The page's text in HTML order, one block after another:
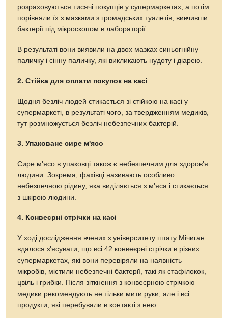
розраховуються тисячі покупців у супермаркетах, а потім
порівняли їх з мазками з громадських туалетів, вивчивши
бактерії під мікроскопом в лабораторії.
В результаті вони виявили на двох мазках синьогнійну
паличку і сінну паличку, які викликають нудоту і діарею.
2. Стійка для оплати покупок на касі
Щодня безліч людей стикається зі стійкою на касі у
супермаркеті, в результаті чого, за твердженням медиків,
тут розмножується безліч небезпечних бактерій.
3. Упаковане сире м'ясо
Сире м'ясо в упаковці також є небезпечним для здоров'я
людини. Зокрема, фахівці називають особливо
небезпечною рідину, яка виділяється з м'яса і стикається
з шкірою людини.
4. Конвеєрні стрічки на касі
У ході дослідження вчених з університету штату Мічиган
вдалося з'ясувати, що всі 42 конвеєрні стрічки в різних
супермаркетах, які вони перевіряли на наявність
мікробів, містили небезпечні бактерії, такі як стафілокок,
цвіль і грибки. Після зіткнення з конвеєрною стрічкою
медики рекомендують не тільки мити руки, але і всі
продукти, які перебували в контакті з нею.